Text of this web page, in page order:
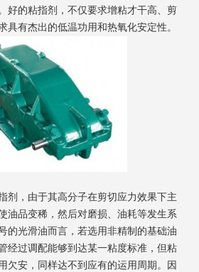
好的粘指剂，不仅要求增粘才干高、剪
具有杰出的低温功用和热氧化安定性。
，由于其高分子在剪切应力效果下主
油品变稀，然后对磨损、油耗等发生系
的光滑油而言，若选用非精制的基础油
经过调配能够到达某一粘度标准，但粘
欠安，同样达不到应有的运用周期。因